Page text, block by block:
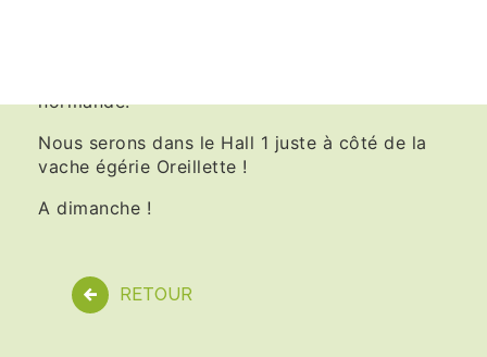
normande.
Nous serons dans le Hall 1 juste à côté de la
vache égérie Oreillette !
A dimanche !
RETOUR